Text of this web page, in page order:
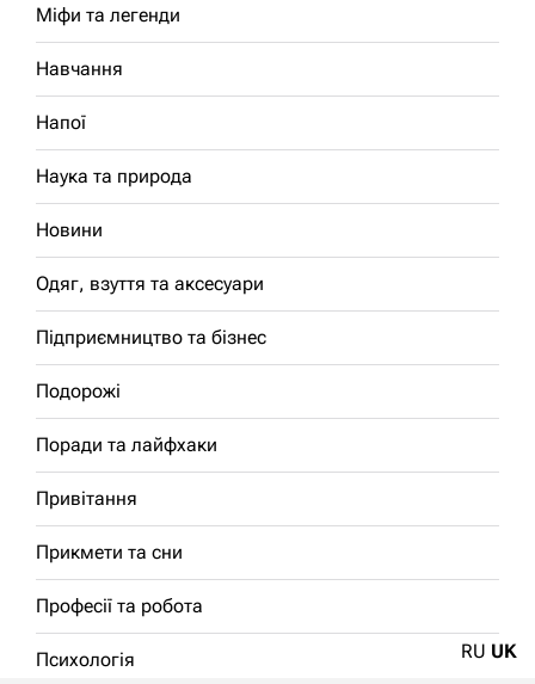
Міфи та легенди
Навчання
Напої
Наука та природа
Новини
Одяг, взуття та аксесуари
Підприємництво та бізнес
Подорожі
Поради та лайфхаки
Привітання
Прикмети та сни
Професії та робота
Психологія RU UK